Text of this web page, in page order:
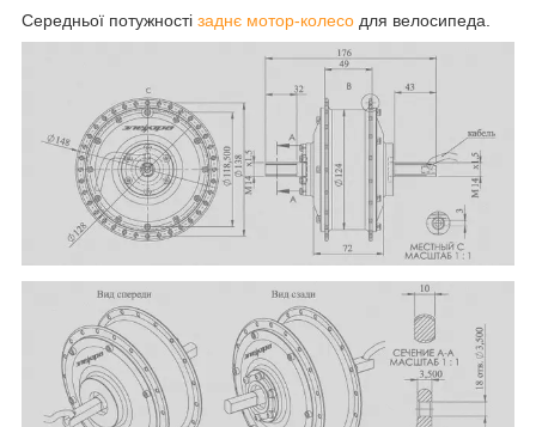
Середньої потужності заднє мотор-колесо для велосипеда.